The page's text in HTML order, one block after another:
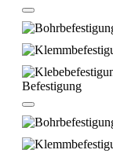
Befestigung